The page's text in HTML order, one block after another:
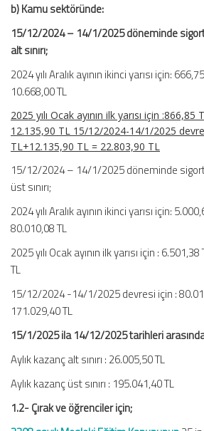
b) Kamu sektöründe:
15/12/2024 – 14/1/2025 döneminde
alt sınırı;
2024 yılı Aralık ayının ikinci yarısı için:
10.668,00 TL
2025 yılı Ocak ayının ilk yarısı için
12.135,90 TL 15/12/2024-14/1/2025
TL+12.135,90 TL = 22.803,90 TL
15/12/2024 – 14/1/2025 döneminde
üst sınırı;
2024 yılı Aralık ayının ikinci yarısı için:
80.010,08 TL
2025 yılı Ocak ayının ilk yarısı için :
TL
15/12/2024 -14/1/2025 devresi için :
171.029,40 TL
15/1/2025 ila 14/12/2025 tarihleri
Aylık kazanç alt sınırı : 26.005,50 TL
Aylık kazanç üst sınırı : 195.041,40 TL
1.2- Çırak ve öğrenciler için;